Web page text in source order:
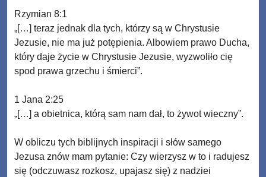
Rzymian 8:1
„[…] teraz jednak dla tych, którzy są w Chrystusie
Jezusie, nie ma już potępienia. Albowiem prawo Ducha,
który daje życie w Chrystusie Jezusie, wyzwoliło cię
spod prawa grzechu i śmierci”.
1 Jana 2:25
„[…] a obietnica, którą sam nam dał, to żywot wieczny”.
W obliczu tych biblijnych inspiracji i słów samego
Jezusa znów mam pytanie: Czy wierzysz w to i radujesz
się (odczuwasz rozkosz, upajasz się) z nadziei